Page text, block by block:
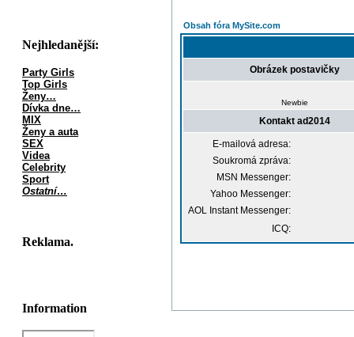
Nejhledanější:
Party Girls
Top Girls
Ženy…
Dívka dne…
MIX
Ženy a auta
SEX
Videa
Celebrity
Sport
Ostatní…
Reklama.
Information
Obsah fóra MySite.com
Obrázek postavičky
Newbie
Kontakt ad2014
E-mailová adresa:
Soukromá zpráva:
MSN Messenger:
Yahoo Messenger:
AOL Instant Messenger:
ICQ: